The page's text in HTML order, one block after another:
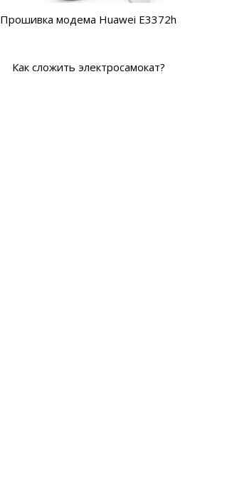
Прошивка модема Huawei E3372h
Как сложить электросамокат?